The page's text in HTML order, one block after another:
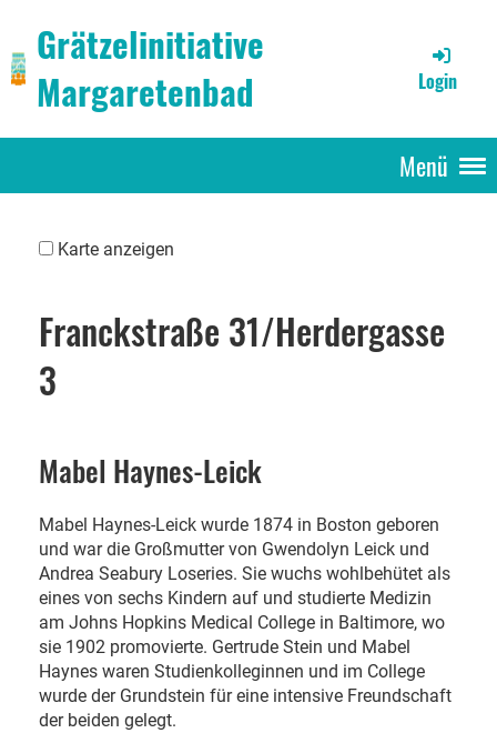
Grätzelinitiative
Margaretenbad
Login
Menü
Karte anzeigen
Franckstraße 31/Herdergasse
3
Mabel Haynes-Leick
Mabel Haynes-Leick wurde 1874 in Boston geboren
und war die Großmutter von Gwendolyn Leick und
Andrea Seabury Loseries. Sie wuchs wohlbehütet als
eines von sechs Kindern auf und studierte Medizin
am Johns Hopkins Medical College in Baltimore, wo
sie 1902 promovierte. Gertrude Stein und Mabel
Haynes waren Studienkolleginnen und im College
wurde der Grundstein für eine intensive Freundschaft
der beiden gelegt.